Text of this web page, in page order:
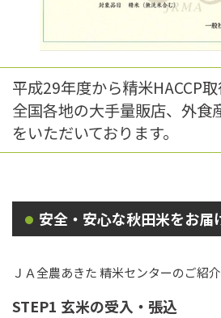
平成29年度から精米HACCP
全国各地の大手量販店、外食
をいただいております。
安全・安心な秋田米をお届
ＪＡ全農あきた 精米センターのご紹介
STEP1 玄米の受入・張込